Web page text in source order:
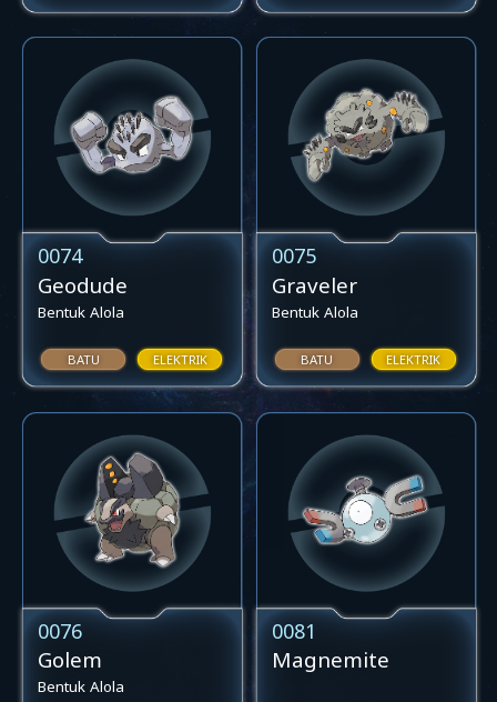
0074
Geodude
Bentuk Alola
BATU ELEKTRIK
0075
Graveler
Bentuk Alola
BATU ELEKTRIK
0076
Golem
Bentuk Alola
0081
Magnemite